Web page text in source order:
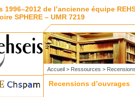
1996–2012 de l’ancienne équipe
SPHERE – UMR 7219
Accueil> Ressources >
Recensions d’ouvrages